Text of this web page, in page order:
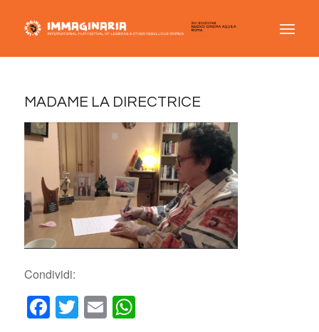
MADAME LA DIRECTRICE
Condividi:
Facebook
Twitter
EmailWhatsApp